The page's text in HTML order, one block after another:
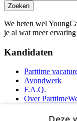
Zoeken
We heten wel
je al wat meer
Kandidaten
Parttime
Avondwerk
F.A.Q.
Over
YoungCapital